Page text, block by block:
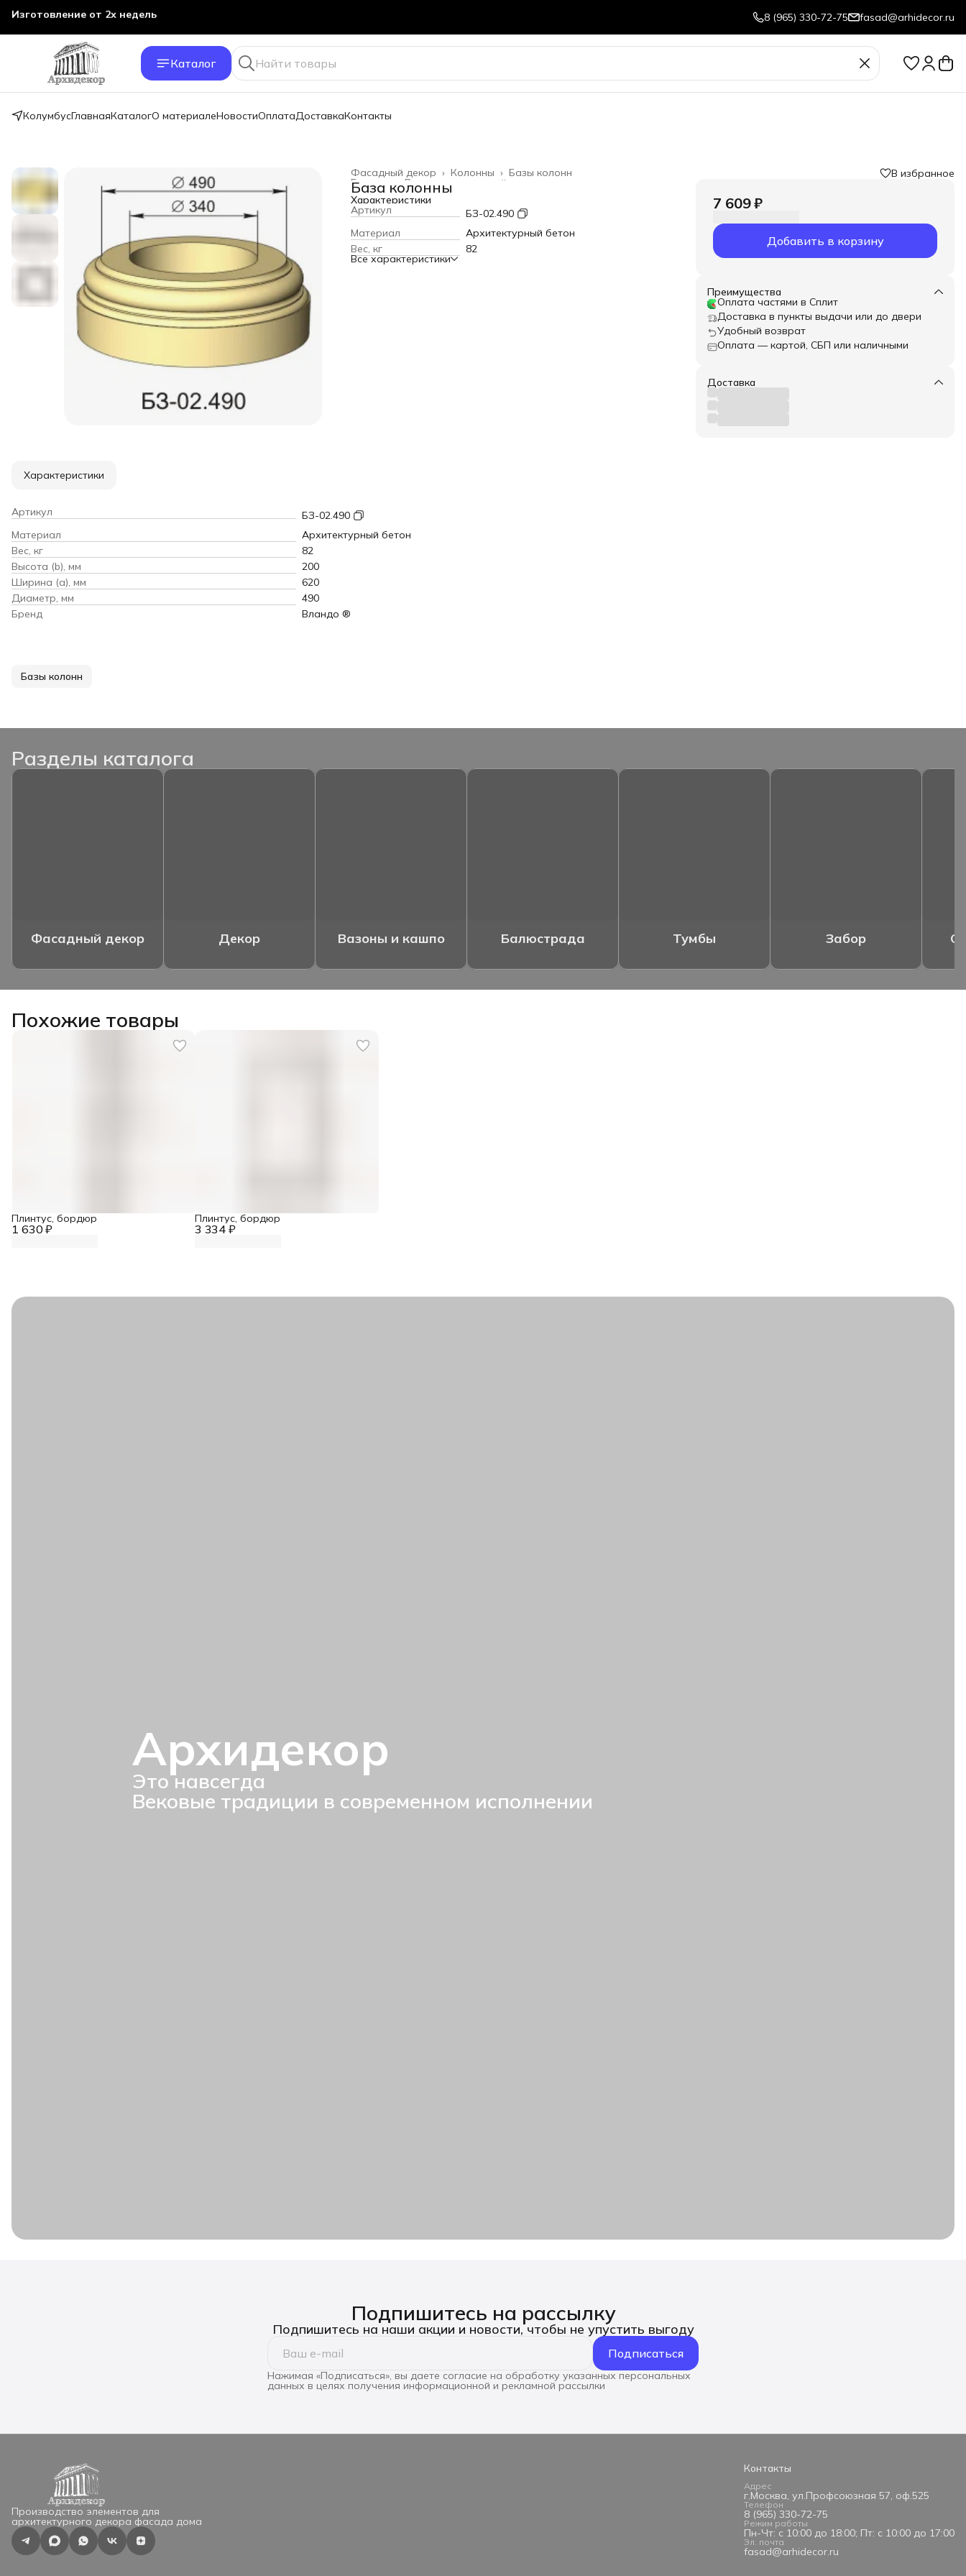
Изготовление от 2х недель 8 (965) 330-72-75 fasad@arhidecor.ru
Каталог
КолумбусГлавнаяКаталогО материалеНовостиОплатаДоставкаКонтакты
Базы колонн
Колонны ›
Фасадный декор ›
Весь архитектурный декор
Главная ›
База колонны
Характеристики
Артикул
БЗ-02.490
Материал
Архитектурный бетон
Вес, кг
82
Все характеристики
В избранное
7 609 ₽
Добавить в корзину
Преимущества
Оплата частями в Сплит
Доставка в пункты выдачи или до двери
Удобный возврат
Оплата — картой, СБП или наличными
Доставка
Характеристики
Артикул
БЗ-02.490
Материал
Архитектурный бетон
Вес, кг
82
Высота (b), мм
200
Ширина (a), мм
620
Диаметр, мм
490
Бренд
Вландо ®
Базы колонн
Разделы каталога
Фасадный декор Декор Вазоны и кашпо Балюстрада Тумбы Забор
Похожие товары
1 630 ₽
Плинтус, бордюр
3 334 ₽
Плинтус, бордюр
Архидекор
Это навсегда
Вековые традиции в современном исполнении
Подпишитесь на рассылку
Подпишитесь на наши акции и новости, чтобы не упустить выгоду
Подписаться
Нажимая «Подписаться», вы даете согласие на обработку указанных персональных
данных в целях получения информационной и рекламной рассылки
Производство элементов для
архитектурного декора фасада дома
Контакты
Адрес
г.Москва, ул.Профсоюзная 57, оф.525
Телефон
8 (965) 330-72-75
Режим работы
Пн-Чт: с 10:00 до 18:00; Пт: с 10:00 до 17:00
Эл. почта
fasad@arhidecor.ru